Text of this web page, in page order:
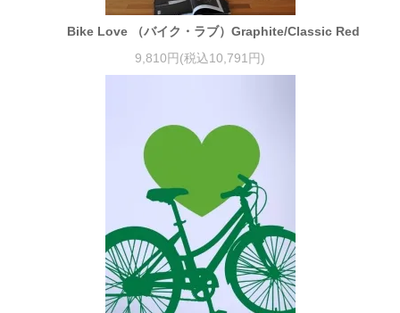
Bike Love （バイク・ラブ）Graphite/Classic Red
9,810円(税込10,791円)